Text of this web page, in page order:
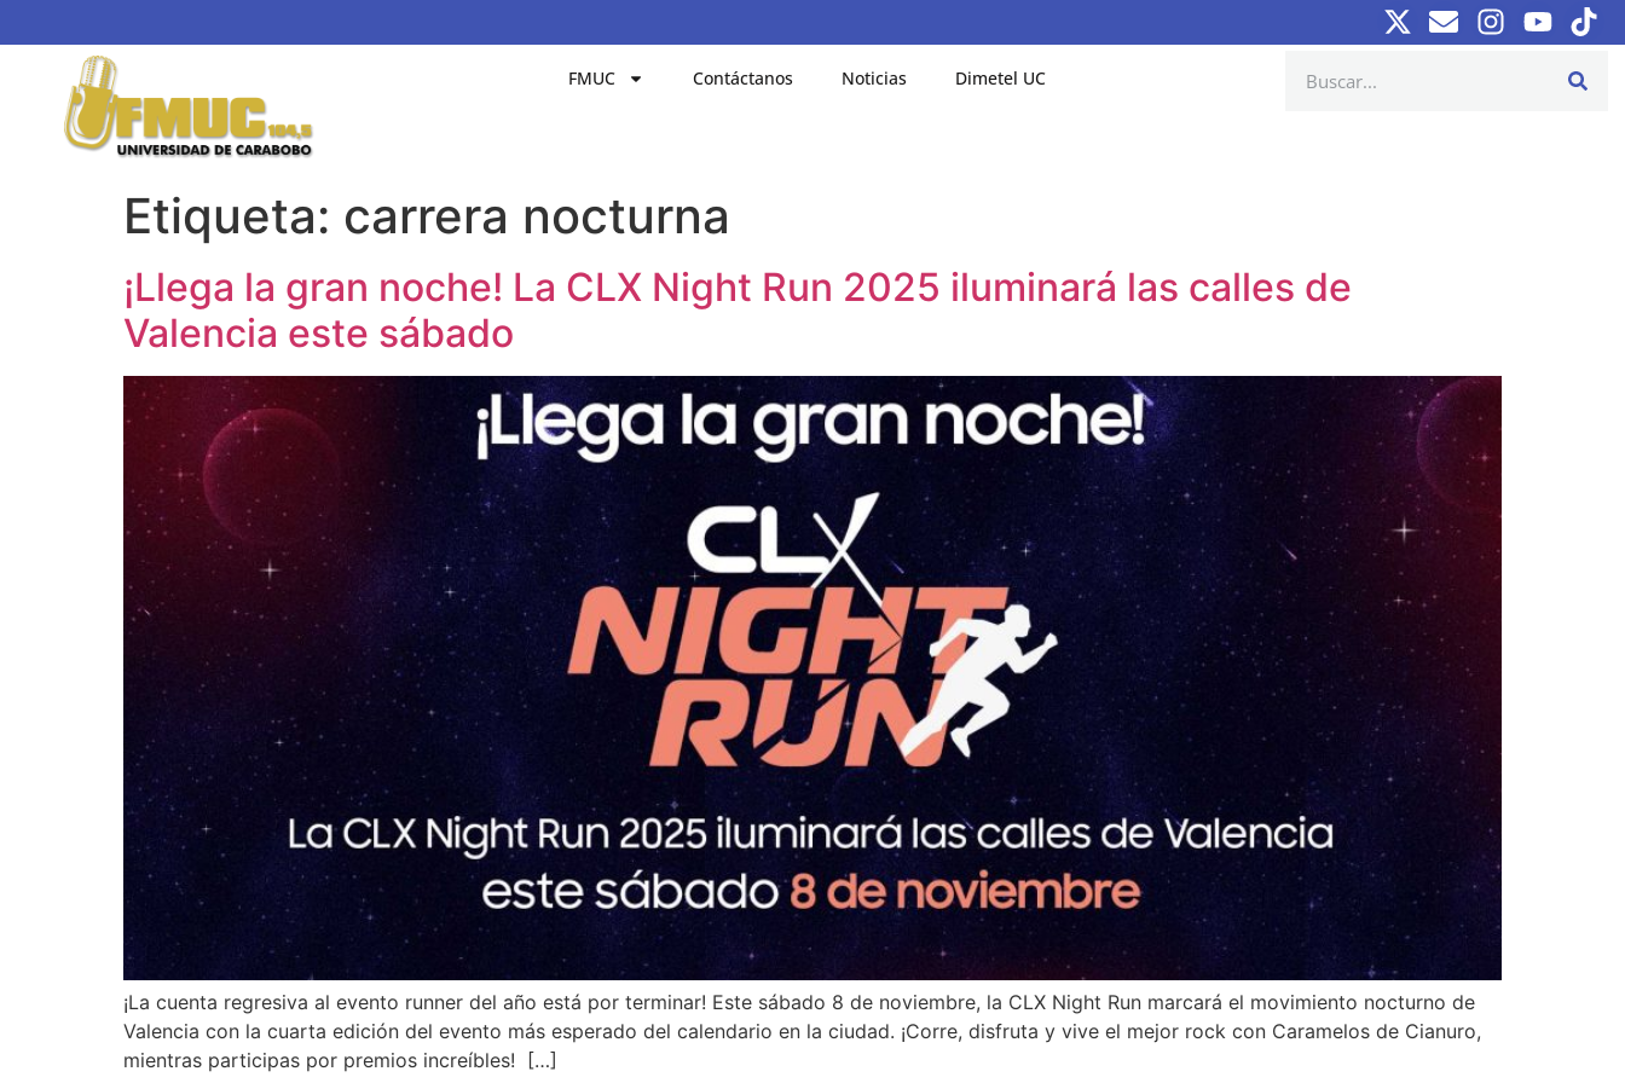
FMUC Contáctanos Noticias Dimetel UC
Etiqueta: carrera nocturna
¡Llega la gran noche! La CLX Night Run 2025 iluminará las calles de
Valencia este sábado
¡La cuenta regresiva al evento runner del año está por terminar! Este sábado 8 de noviembre, la CLX Night Run marcará el movimiento nocturno de
Valencia con la cuarta edición del evento más esperado del calendario en la ciudad. ¡Corre, disfruta y vive el mejor rock con Caramelos de Cianuro,
mientras participas por premios increíbles! […]